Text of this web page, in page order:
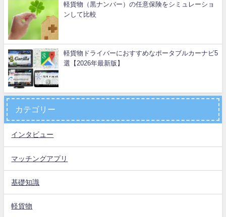
軽貨物（黒ナンバー）の任意保険をシミュレーショ
ンして比較
軽貨物ドライバーにおすすめなポータブルカーナビ5
選【2026年最新版】
カテゴリー
インタビュー
マッチングアプリ
基礎知識
軽貨物